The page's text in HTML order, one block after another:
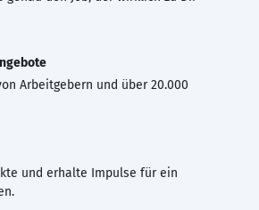
Arbeitgebern und über 20.000
und erhalte Impulse für ein